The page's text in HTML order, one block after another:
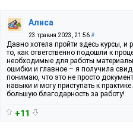
Алиса
23 травня 2023, 21:56#
Давно хотела пройти здесь курсы, и
то, как ответственно подошли к
необходимые для работы
ошибки и главное – я получила
понимаю, что это не просто
навыки и могу приступать к
большую благодарность за работу!
+11